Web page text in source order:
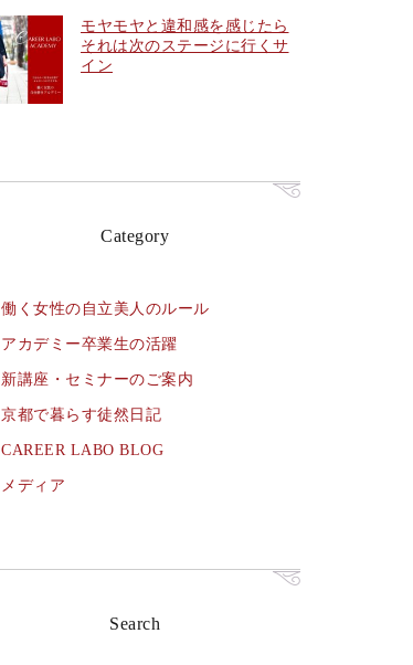
モヤモヤと違和感を感じたら
それは次のステージに行くサ
イン
Category
働く女性の自立美人のルール
アカデミー卒業生の活躍
新講座・セミナーのご案内
京都で暮らす徒然日記
CAREER LABO BLOG
メディア
Search